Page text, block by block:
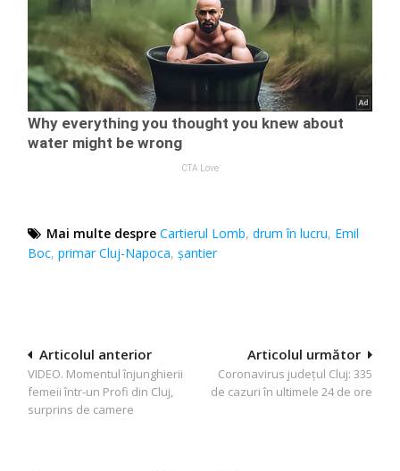
Mai multe despre Cartierul Lomb,drum în lucru, Emil
Boc,primar Cluj-Napoca,şantier
Navigare
în
articole
Articolul următor
Coronavirus județul Cluj: 335
de cazuri în ultimele 24 de ore
Articolul anterior
VIDEO. Momentul înjunghierii
femeii într-un Profi din Cluj,
surprins de camere